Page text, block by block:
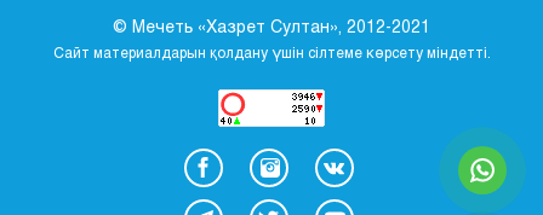
© Мечеть «Хазрет Султан», 2012-2021
Сайт материалдарын қолдану үшін сілтеме көрсету міндетті.